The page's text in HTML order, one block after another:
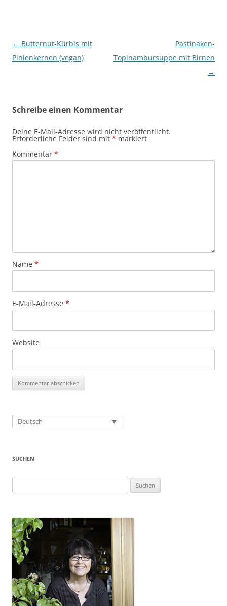
Beitragsnavigation
← Butternut-Kürbis mit
Pinienkernen (vegan)
Pastinaken-
Topinambursuppe mit Birnen
→
Schreibe einen Kommentar
Deine E-Mail-Adresse wird nicht veröffentlicht.
Erforderliche Felder sind mit * markiert
Kommentar *
Name *
E-Mail-Adresse *
Website
Deutsch
SUCHEN
nach: